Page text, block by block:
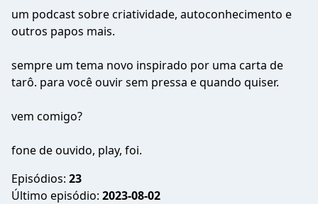
um podcast sobre criatividade, autoconhecimento e
outros papos mais.
sempre um tema novo inspirado por uma carta de
tarô. para você ouvir sem pressa e quando quiser.
vem comigo?
fone de ouvido, play, foi.
Episódios: 23
Último episódio: 2023-08-02